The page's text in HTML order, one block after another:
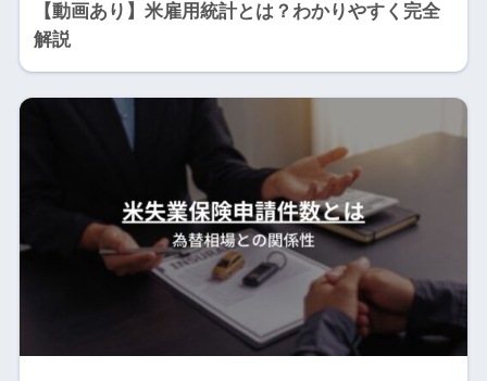
【動画あり】米雇用統計とは？わかりやすく完全
解説